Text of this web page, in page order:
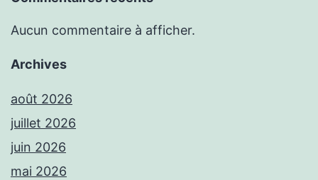
Aucun commentaire à afficher.
Archives
août 2026
juillet 2026
juin 2026
mai 2026